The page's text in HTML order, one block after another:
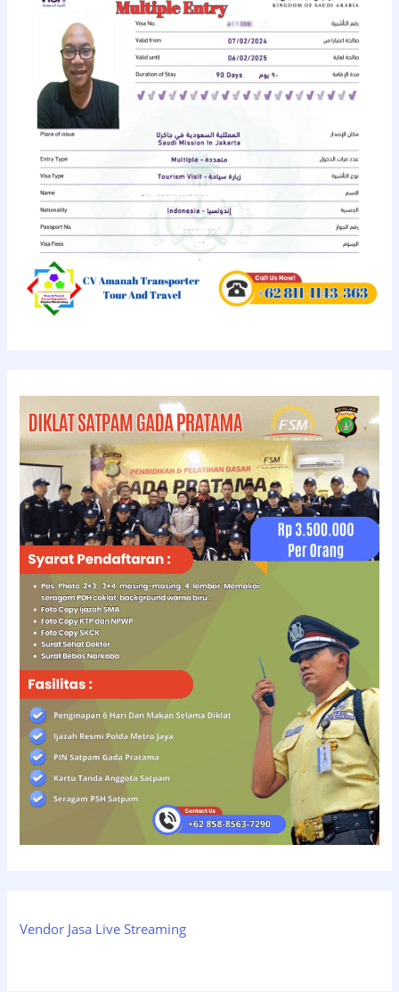
Vendor Jasa Live Streaming